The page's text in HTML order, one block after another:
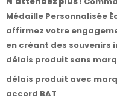
Médaille Personnalisée
affirmez votre
en créant des souvenirs
délais produit sans
délais produit avec
accord BAT